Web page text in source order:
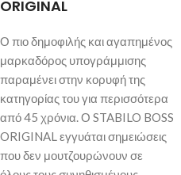
ORIGINAL
Ο πιο δημοφιλής και αγαπημένος
μαρκαδόρος υπογράμμισης
παραμένει στην κορυφή της
κατηγορίας του για περισσότερα
από 45 χρόνια. Ο STABILO BOSS
ORIGINAL εγγυάται σημειώσεις
που δεν μουτζουρώνουν σε